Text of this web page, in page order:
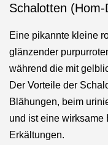
Schalotten (Hom-
Eine pikannte kleine
glänzender
während die mit
Der Vorteile der
Blähungen, beim
und ist eine
Erkältungen.